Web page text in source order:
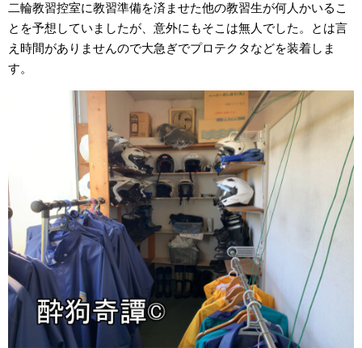
二輪教習控室に教習準備を済ませた他の教習生が何人かいるこ
とを予想していましたが、意外にもそこは無人でした。とは言
え時間がありませんので大急ぎでプロテクタなどを装着しま
す。